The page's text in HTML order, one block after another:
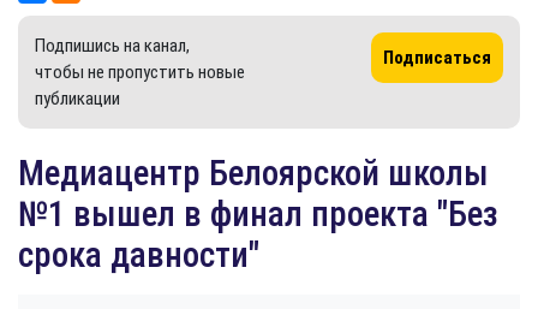
Подпишись на канал,
чтобы не пропустить новые
публикации
Подписаться
​Медиацентр Белоярской школы
№1 вышел в финал проекта "Без
срока давности"